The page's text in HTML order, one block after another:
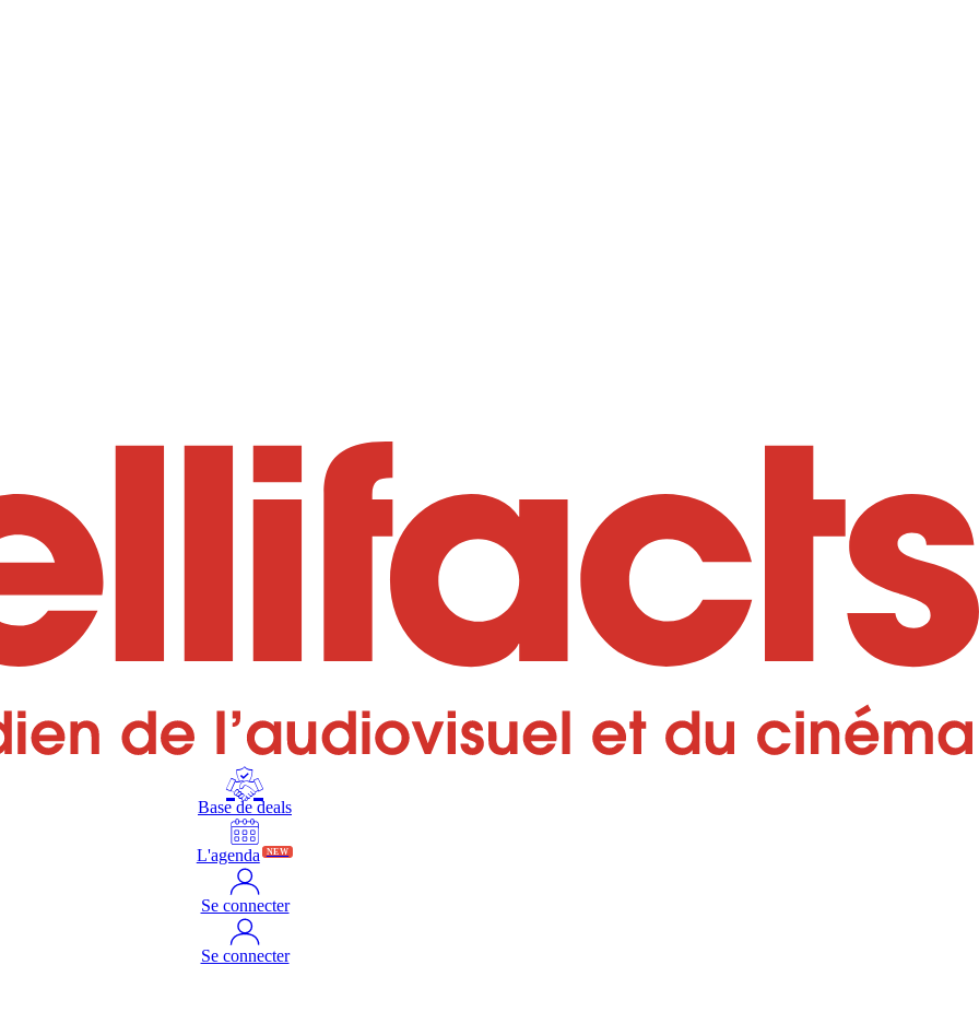
Base de deals
L'agenda NEW
Se connecter
Se connecter